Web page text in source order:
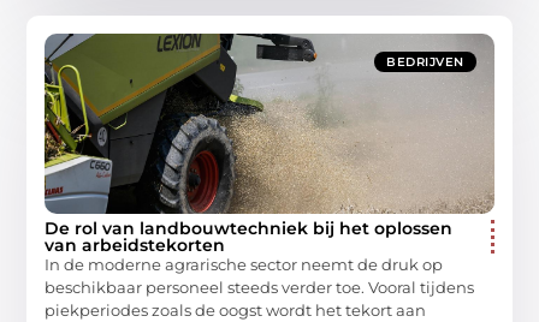
BEDRIJVEN
De rol van landbouwtechniek bij het oplossen
van arbeidstekorten
In de moderne agrarische sector neemt de druk op
beschikbaar personeel steeds verder toe. Vooral tijdens
piekperiodes zoals de oogst wordt het tekort aan